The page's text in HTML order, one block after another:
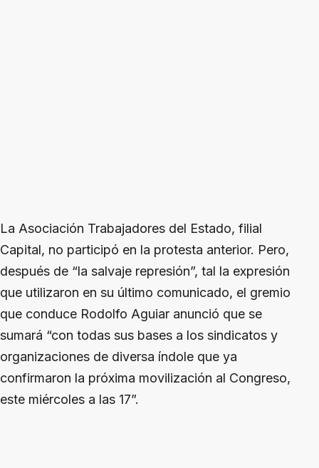
La Asociación Trabajadores del Estado, filial
Capital, no participó en la protesta anterior. Pero,
después de “la salvaje represión”, tal la expresión
que utilizaron en su último comunicado, el gremio
que conduce Rodolfo Aguiar anunció que se
sumará “con todas sus bases a los sindicatos y
organizaciones de diversa índole que ya
confirmaron la próxima movilización al Congreso,
este miércoles a las 17”.